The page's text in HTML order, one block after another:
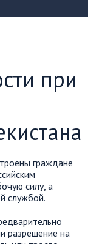
при
граждане
силу, а
службой.
разрешение на